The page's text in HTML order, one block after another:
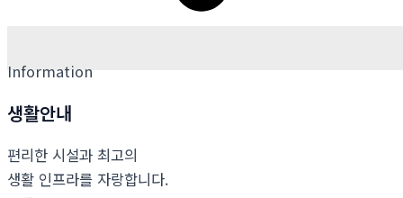
Information
생활안내
편리한 시설과 최고의
생활 인프라를 자랑합니다.